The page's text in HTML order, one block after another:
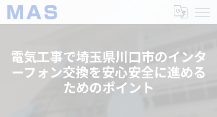
電気工事で埼玉県川口市のインタ
ーフォン交換を安心安全に進める
ためのポイント